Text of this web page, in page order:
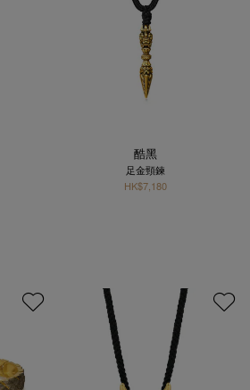
酷黑
足金頸鍊
HK$7,180